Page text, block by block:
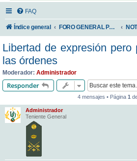
FAQ
Índice general FORO GENERAL PARA TODOS LOS USUARIOS
Libertad de expresión pero
las órdenes
Moderador: Administrador
Responder
4 mensajes • Página 1
Administrador
Teniente General